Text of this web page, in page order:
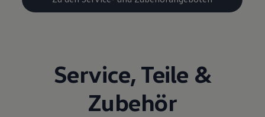
Service, Teile &
Zubehör